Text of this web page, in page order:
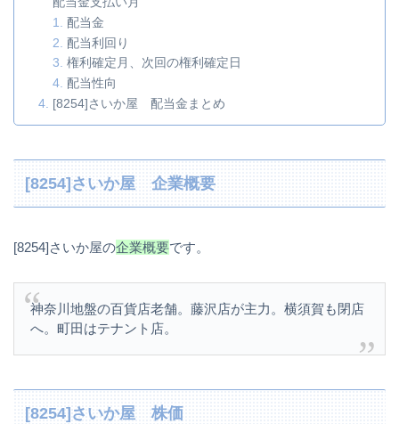
配当金
配当利回り
権利確定月、次回の権利確定日
配当性向
[8254]さいか屋 配当金まとめ
[8254]さいか屋 企業概要
[8254]さいか屋の企業概要です。
神奈川地盤の百貨店老舗。藤沢店が主力。横須賀も閉店
へ。町田はテナント店。
[8254]さいか屋 株価